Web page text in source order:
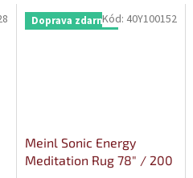
Doprava zdarma
Meinl Sonic Energy
Meditation Rug 78" / 200
Kód: 40Y100152